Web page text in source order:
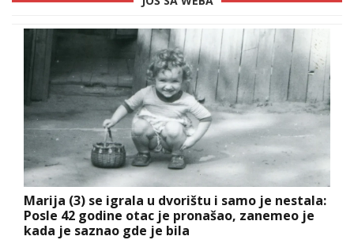
Marija (3) se igrala u dvorištu i samo je nestala:
Posle 42 godine otac je pronašao, zanemeo je
kada je saznao gde je bila